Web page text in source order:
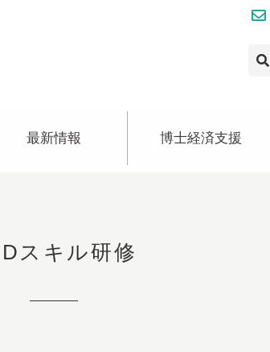
最新情報 博士経済支援
スキル研修